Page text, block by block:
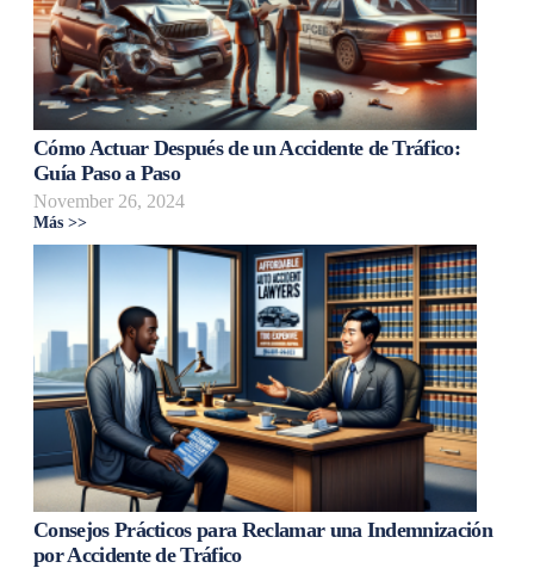
Cómo Actuar Después de un Accidente de Tráfico:
Guía Paso a Paso
November 26, 2024
Más >>
Consejos Prácticos para Reclamar una Indemnización
por Accidente de Tráfico